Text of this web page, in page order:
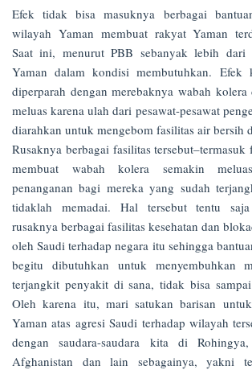
Efek tidak bisa masuknya berbagai
wilayah Yaman membuat rakyat Yaman
Saat ini, menurut PBB sebanyak lebih dari
Yaman dalam kondisi membutuhkan. Efek
diperparah dengan merebaknya wabah
meluas karena ulah dari pesawat-pesawat
diarahkan untuk mengebom fasilitas air bersih
Rusaknya berbagai fasilitas tersebut–termasuk
membuat wabah kolera semakin
penanganan bagi mereka yang sudah
tidaklah memadai. Hal tersebut tentu
rusaknya berbagai fasilitas kesehatan dan
oleh Saudi terhadap negara itu sehingga
begitu dibutuhkan untuk menyembuhkan
terjangkit penyakit di sana, tidak bisa
Oleh karena itu, mari satukan barisan
Yaman atas agresi Saudi terhadap wilayah
dengan saudara-saudara kita di
Afghanistan dan lain sebagainya, yakni